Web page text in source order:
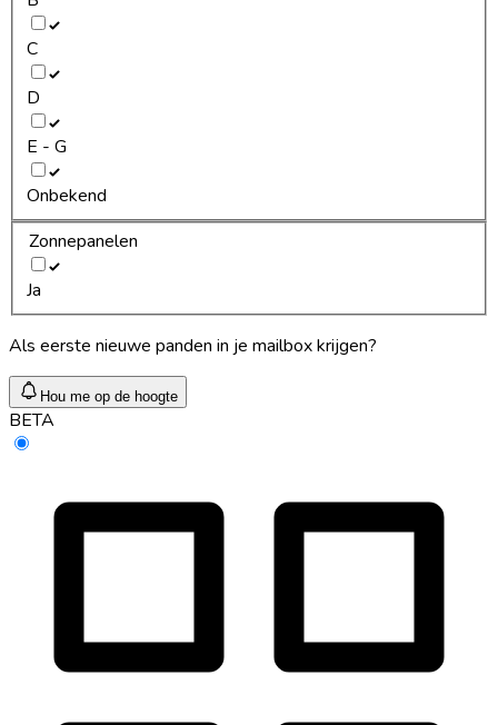
C
D
E - G
Onbekend
Zonnepanelen
Ja
Als eerste nieuwe panden in je mailbox krijgen?
Hou me op de hoogte
BETA